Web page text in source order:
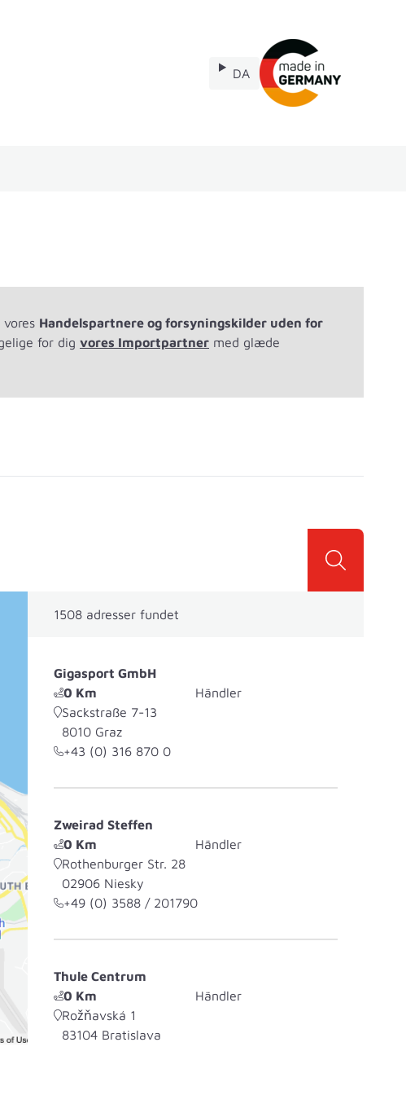
DA
Handelspartnere og forsyningskilder uden for
for dig vores Importpartner med glæde
1508 adresser fundet
Gigasport GmbH
0 Km
Händler
Sackstraße 7-13
8010 Graz
+43 (0) 316 870 0
Zweirad Steffen
0 Km
Händler
Rothenburger Str. 28
02906 Niesky
+49 (0) 3588 / 201790
Thule Centrum
0 Km
Händler
Rožňavská 1
83104 Bratislava